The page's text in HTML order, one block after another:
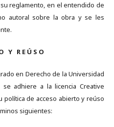
reglamento, en el entendido de
autoral sobre la obra y se les
Y R E Ú S O
en Derecho de la Universidad
se adhiere a la licencia Creative
de acceso abierto y reúso
siguientes: